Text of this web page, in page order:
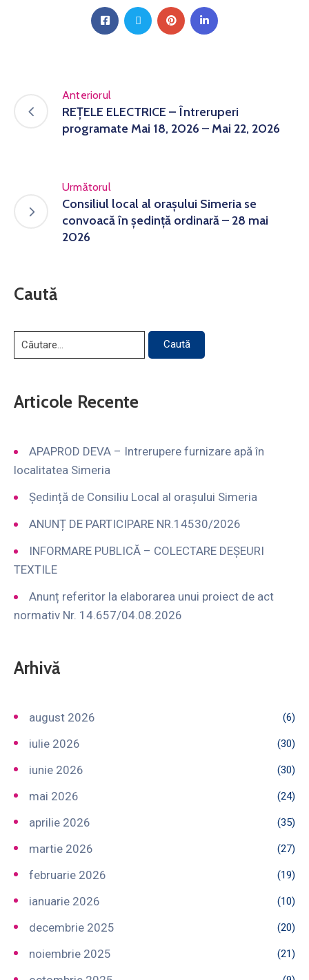
Anteriorul
REȚELE ELECTRICE – Întreruperi
programate Mai 18, 2026 – Mai 22, 2026
Următorul
Consiliul local al orașului Simeria se
convoacă în ședință ordinară – 28 mai
2026
Caută
Articole Recente
APAPROD DEVA – Intrerupere furnizare apă în
localitatea Simeria
Ședință de Consiliu Local al orașului Simeria
ANUNȚ DE PARTICIPARE NR.14530/2026
INFORMARE PUBLICĂ – COLECTARE DEȘEURI
TEXTILE
Anunț referitor la elaborarea unui proiect de act
normativ Nr. 14.657/04.08.2026
Arhivă
august 2026 (6)
iulie 2026 (30)
iunie 2026 (30)
mai 2026 (24)
aprilie 2026 (35)
martie 2026 (27)
februarie 2026 (19)
ianuarie 2026 (10)
decembrie 2025 (20)
noiembrie 2025 (21)